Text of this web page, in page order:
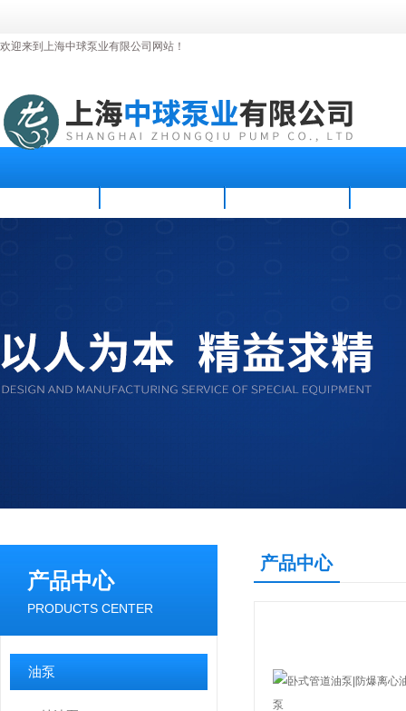
欢迎来到上海中球泵业有限公司网站！
产品中心
PRODUCTS CENTER
油泵
产品中心